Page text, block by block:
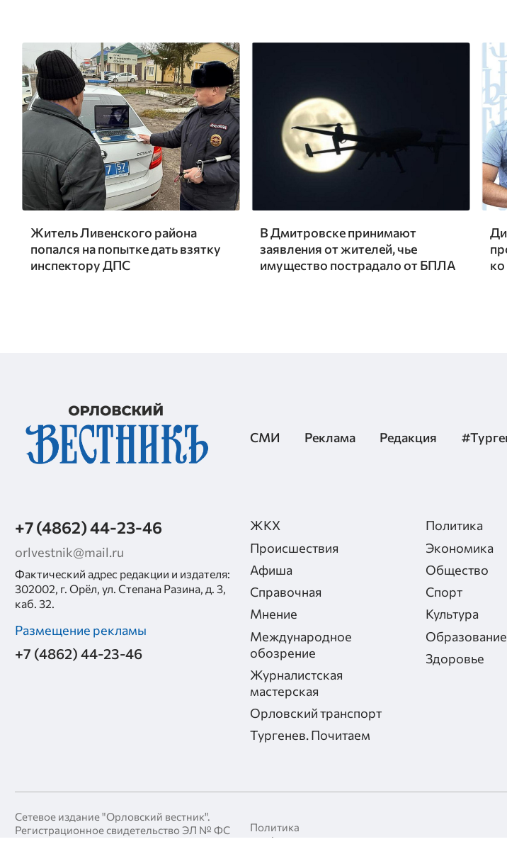
Житель Ливенского района
попался на попытке дать взятку
инспектору ДПС
В Дмитровске принимают
заявления от жителей, чье
имущество пострадало от БПЛА
СМИ Реклама Редакция
+7 (4862) 44-23-46
orlvestnik@mail.ru
Фактический адрес редакции и издателя:
302002, г. Орёл, ул. Степана Разина, д. 3,
каб. 32.
Размещение рекламы
+7 (4862) 44-23-46
ЖКХ
Происшествия
Афиша
Справочная
Мнение
Международное
обозрение
Журналистская
мастерская
Орловский транспорт
Тургенев. Почитаем
Политика
Экономика
Общество
Спорт
Культура
Образование
Здоровье
Сетевое издание "Орловский вестник".
Регистрационное свидетельство ЭЛ № ФС
Политика
конфиденциальности